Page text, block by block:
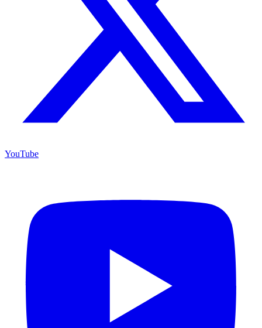
YouTube